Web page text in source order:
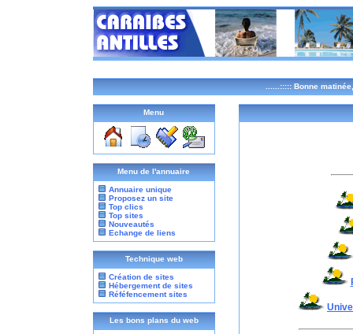
......::::: Bonne
Menu
Menu de l'annuaire
Annuaire unique
Proposez un site
Top clics
Top sites
Nouveautés
Echange de liens
Technique web
Création de sites
Hébergement de sites
Réféfencement sites
Les bons plans du web